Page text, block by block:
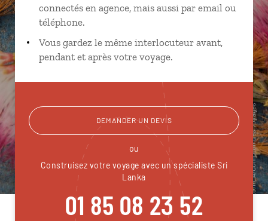
connectés en agence, mais aussi par email ou
téléphone.
Vous gardez le même interlocuteur avant,
pendant et après votre voyage.
DEMANDER UN DEVIS
ou
Construisez votre voyage avec un spécialiste Sri
Lanka
01 85 08 23 52